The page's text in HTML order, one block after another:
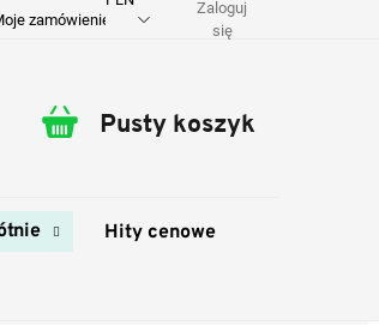
zamówienie Dostawa i płatność
Zaloguj
się
Koszyk
Pusty koszyk
Hity cenowe